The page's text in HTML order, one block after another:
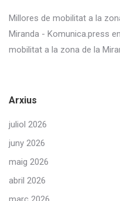
Millores de mobilitat a la
Miranda - Komunica.press en
mobilitat a la zona de la
Arxius
juliol 2026
juny 2026
maig 2026
abril 2026